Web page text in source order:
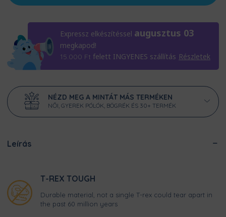
Expressz elkészítéssel augusztus 03
megkapod!
15.000 Ft felett INGYENES szállítás Részletek
NÉZD MEG A MINTÁT MÁS TERMÉKEN
NŐI, GYEREK PÓLÓK, BÖGRÉK ÉS 30+ TERMÉK
Leírás
T-REX TOUGH
Durable material, not a single T-rex could tear apart in
the past 60 million years